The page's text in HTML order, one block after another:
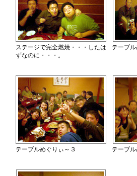
ステージで完全燃焼・・・したは
ずなのに・・・。
テーブ
テーブルめぐりぃ～３ テーブ